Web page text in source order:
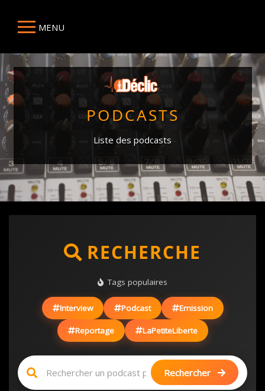
MENU
PODCASTS
Liste des podcasts
RECHERCHE
Tags populaires
Interview Podcast Emission
Reportage LaPetiteLiberte
Rechercher